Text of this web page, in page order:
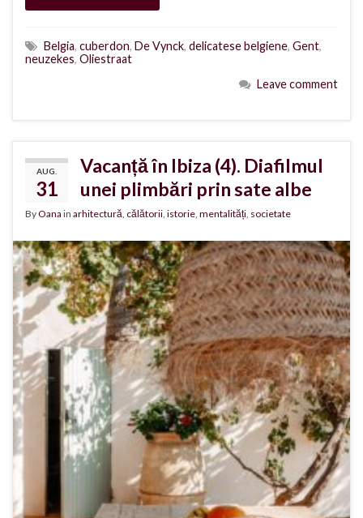
Belgia, cuberdon, De Vynck, delicatese belgiene, Gent,
neuzekes, Oliestraat
Leave comment
AUG.
31
Vacanță în Ibiza (4). Diafilmul
unei plimbări prin sate albe
ByOana in arhitectură, călătorii, istorie, mentalități, societate